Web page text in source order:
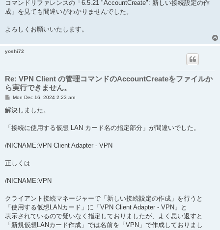
コマンドリファレンスの「6.5.21 "AccountCreate": 新しい接続設定の作
成」を見ても間違いがわかりませんでした。
よろしくお願いいたします。
yoshi72
Re: VPN Client の管理コマンドのAccountCreateをファイルか
ら実行できません。
P
s
t
Mon Dec 16, 2024 2:23 am
解決しました。
「接続に使用する仮想 LAN カード名の指定部分」が間違いでした。
/NICNAME:VPN Client Adapter - VPN
正しくは
/NICNAME:VPN
クライアント接続マネージャーで「新しい接続設定の作成」を行うと
「使用する仮想LANカード」に「VPN Client Adapter - VPN」と
表示されているので疑いなく指定しておりましたが、よく思い返すと
「新規仮想LANカード作成」では名前を「VPN」で作成しておりまし